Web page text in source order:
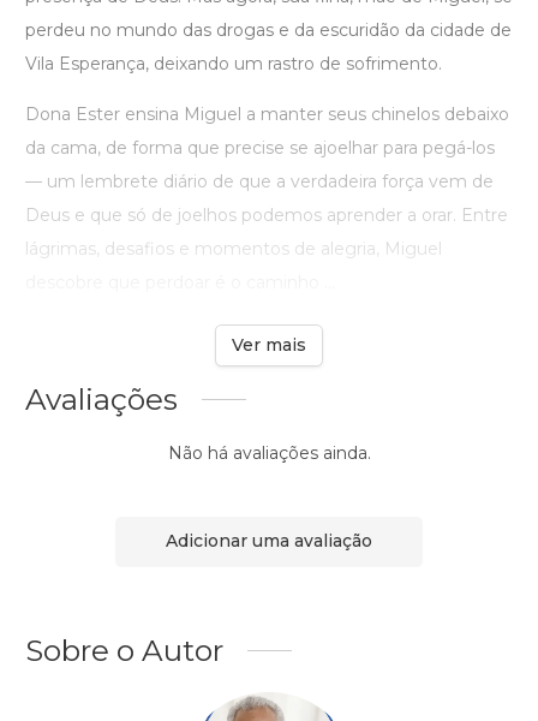
perdeu no mundo das drogas e da escuridão da cidade de
Vila Esperança, deixando um rastro de sofrimento.
Dona Ester ensina Miguel a manter seus chinelos debaixo
da cama, de forma que precise se ajoelhar para pegá-los
— um lembrete diário de que a verdadeira força vem de
Deus e que só de joelhos podemos aprender a orar. Entre
lágrimas, desafios e momentos de alegria, Miguel
Ver mais
Avaliações
Não há avaliações ainda.
Adicionar uma avaliação
Sobre o Autor